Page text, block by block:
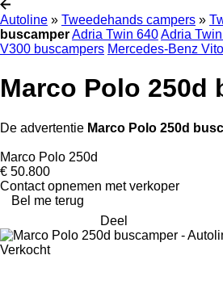
Autoline » Tweedehands campers »
buscamperAdria Twin 640Adria
V300 buscampers Mercedes-Benz
Marco Polo 250d
De advertentie Marco Polo 250d
Marco Polo 250d
€ 50.800
Contact opnemen met verkoper
Bel me terug
Deel
Verkocht